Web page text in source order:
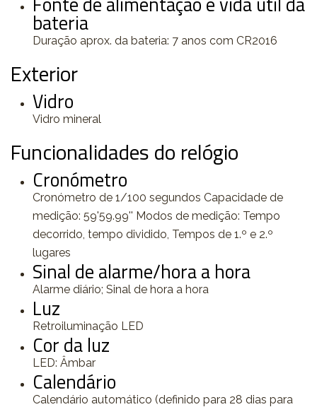
bateria
Duração aprox. da bateria: 7 anos com CR2016
Exterior
Vidro
Vidro mineral
Funcionalidades do relógio
Cronómetro
Cronómetro de 1/100 segundos Capacidade de
medição: 59'59.99'' Modos de medição: Tempo
decorrido, tempo dividido, Tempos de 1.º e 2.º
lugares
Sinal de alarme/hora a hora
Alarme diário; Sinal de hora a hora
Luz
Retroiluminação LED
Cor da luz
LED: Âmbar
Calendário
Calendário automático (definido para 28 dias para